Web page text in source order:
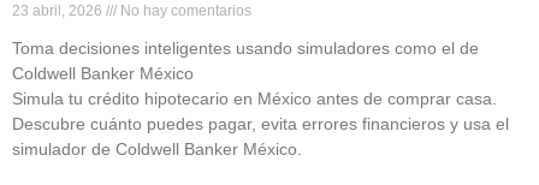
23 abril, 2026 No hay comentarios
Toma decisiones inteligentes usando simuladores como el de
Coldwell Banker México
Simula tu crédito hipotecario en México antes de comprar casa.
Descubre cuánto puedes pagar, evita errores financieros y usa el
simulador de Coldwell Banker México.